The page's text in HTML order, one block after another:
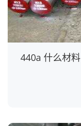
440a 什么材料